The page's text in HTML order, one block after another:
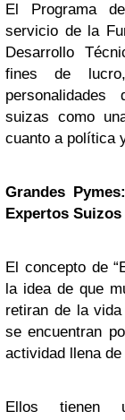
El Programa
servicio de la
Desarrollo
fines de
suizas como
cuanto a política
Grandes
Expertos
El concepto de
la idea de que
retiran de la
se encuentran
actividad llena
Ellos tienen